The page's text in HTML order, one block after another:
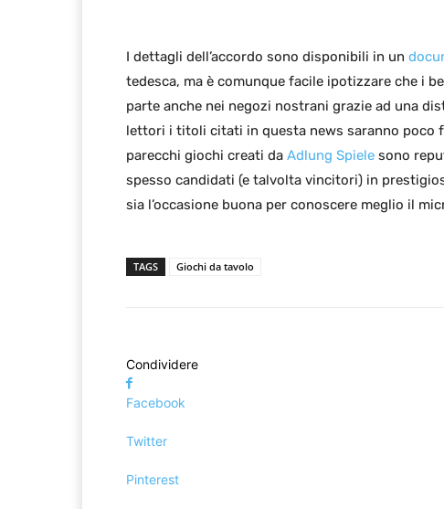
I dettagli dell’accordo sono disponibili in un
tedesca, ma è comunque facile ipotizzare che i
parte anche nei negozi nostrani grazie ad una
lettori i titoli citati in questa news saranno poco
parecchi giochi creati da Adlung Spiele sono
spesso candidati (e talvolta vincitori) in
sia l’occasione buona per conoscere meglio il
TAGS Giochi da tavolo
Condividere
Facebook
Twitter
Pinterest